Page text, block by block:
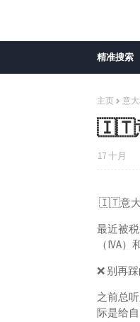
精准搜索
主页 意
🇮🇹
17 十月
🇮🇹意大
最近被
（IVA
❌ 别再
之前总
际是给